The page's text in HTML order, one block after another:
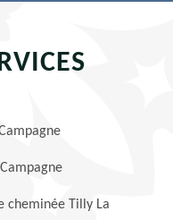
cheminée Tilly La